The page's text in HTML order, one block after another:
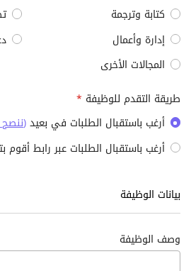
كتابة وترجمة
إدارة وأعمال
المجالات الأخرى
طريقة التقدم للوظيفة *
أرغب باستقبال الطلبات في بعيد(
أرغب باستقبال الطلبات عبر رابط أقوم
بيانات الوظيفة
وصف الوظيفة